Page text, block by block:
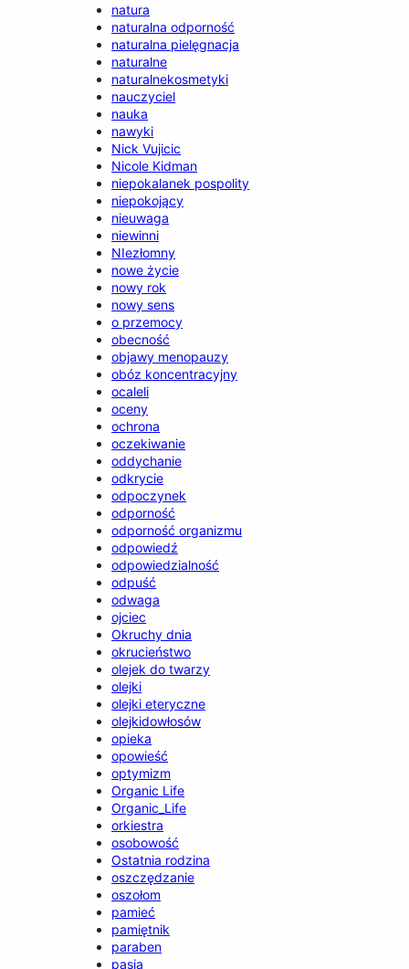
natura
naturalna odporność
naturalna pielęgnacja
naturalne
naturalnekosmetyki
nauczyciel
nauka
nawyki
Nick Vujicic
Nicole Kidman
niepokalanek pospolity
niepokojący
nieuwaga
niewinni
NIezłomny
nowe życie
nowy rok
nowy sens
o przemocy
obecność
objawy menopauzy
obóz koncentracyjny
ocaleli
oceny
ochrona
oczekiwanie
oddychanie
odkrycie
odpoczynek
odporność
odporność organizmu
odpowiedź
odpowiedzialność
odpuść
odwaga
ojciec
Okruchy dnia
okrucieństwo
olejek do twarzy
olejki
olejki eteryczne
olejkidowłosów
opieka
opowieść
optymizm
Organic Life
Organic_Life
orkiestra
osobowość
Ostatnia rodzina
oszczędzanie
oszołom
pamieć
pamiętnik
paraben
pasja